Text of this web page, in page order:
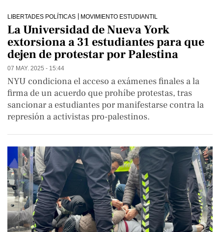
LIBERTADES POLÍTICAS MOVIMIENTO ESTUDIANTIL
La Universidad de Nueva York
extorsiona a 31 estudiantes para que
dejen de protestar por Palestina
07 MAY. 2025 - 15:44
NYU condiciona el acceso a exámenes finales a la
firma de un acuerdo que prohíbe protestas, tras
sancionar a estudiantes por manifestarse contra la
represión a activistas pro-palestinos.